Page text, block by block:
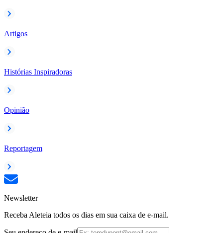
Artigos
Histórias Inspiradoras
Opinião
Reportagem
Newsletter
Receba Aleteia todos os dias em sua caixa de e-mail.